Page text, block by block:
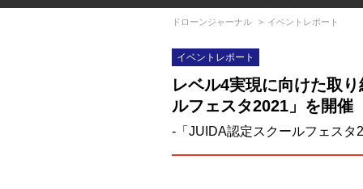
ドローンジャーナル イベントレポート
イベントレポート
レベル4実現に向けた取
ルフェスタ2021」を開催
-「JUIDA認定スクールフェス